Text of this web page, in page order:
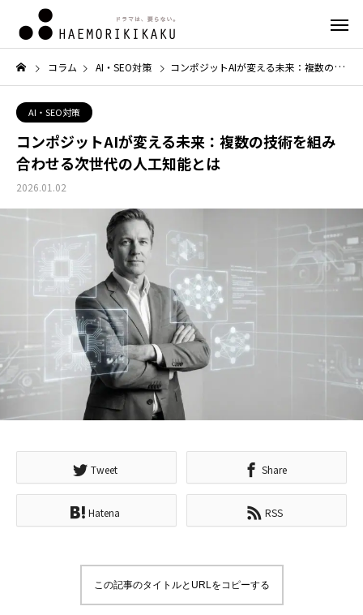
コラム AI・SEO対策 コンポジットAIが変える未来：複数の技術を組み合わせる次世代の人工知能とは
AI・SEO対策
コンポジットAIが変える未来：複数の技術を組み
合わせる次世代の人工知能とは
2026.01.02
Tweet Share
Hatena RSS
この記事のタイトルとURLをコピーする